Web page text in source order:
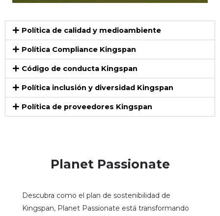
Política de calidad y medioambiente
Política Compliance Kingspan
Código de conducta Kingspan
Política inclusión y diversidad Kingspan
Política de proveedores Kingspan
Planet Passionate
Descubra como el plan de sostenibilidad de
Kingspan, Planet Passionate está transformando